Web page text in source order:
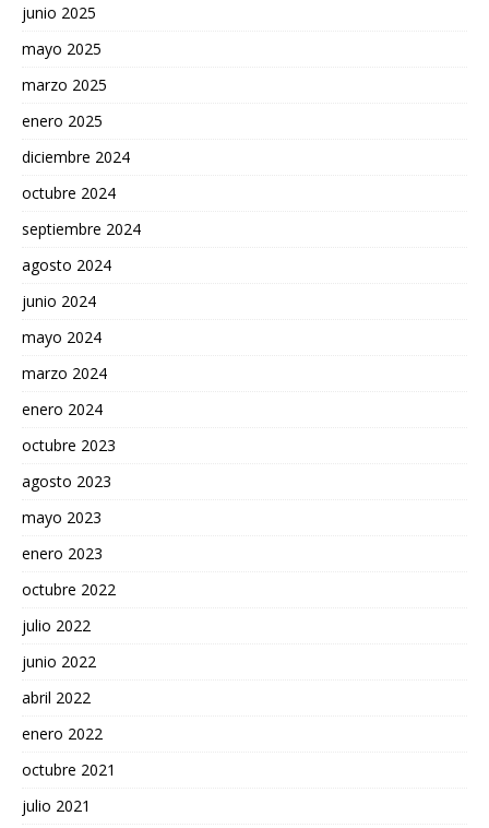
junio 2025
mayo 2025
marzo 2025
enero 2025
diciembre 2024
octubre 2024
septiembre 2024
agosto 2024
junio 2024
mayo 2024
marzo 2024
enero 2024
octubre 2023
agosto 2023
mayo 2023
enero 2023
octubre 2022
julio 2022
junio 2022
abril 2022
enero 2022
octubre 2021
julio 2021